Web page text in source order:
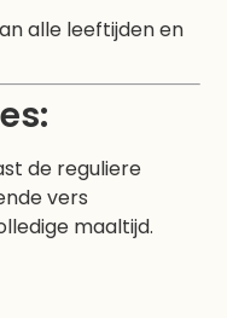
alle leeftijden en
de reguliere
vers
maaltijd.